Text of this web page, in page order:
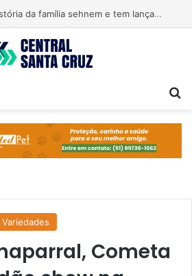
Livro preserva a história da família sehnem e tem lançamento em encontro familiar
Variedades
Cometa